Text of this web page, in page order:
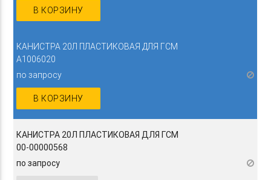
В КОРЗИНУ
КАНИСТРА 20Л ПЛАСТИКОВАЯ ДЛЯ ГСМ
A1006020
по запросу
В КОРЗИНУ
КАНИСТРА 20Л ПЛАСТИКОВАЯ ДЛЯ ГСМ
00-00000568
по запросу